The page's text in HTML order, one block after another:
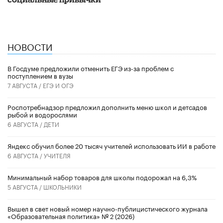
НОВОСТИ
В Госдуме предложили отменить ЕГЭ из-за проблем с
поступлением в вузы
7 АВГУСТА / ЕГЭ И ОГЭ
Роспотребнадзор предложил дополнить меню школ и детсадов
рыбой и водорослями
6 АВГУСТА / ДЕТИ
​Яндекс обучил более 20 тысяч учителей использовать ИИ в работе
6 АВГУСТА /УЧИТЕЛЯ
Минимальный набор товаров для школы подорожал на 6,3%
5 АВГУСТА / ШКОЛЬНИКИ
Вышел в свет новый номер научно-публицистического журнала
«Образовательная политика» № 2 (2026)